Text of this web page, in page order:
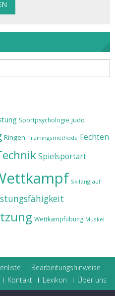
Sportpsychologie Judo
Ringen Trainingsmethode Fechten
Spielsportart
Skilanglauf
Wettkampfübung Muskel
Bearbeitungshinweise
Kontakt Lexikon Über uns